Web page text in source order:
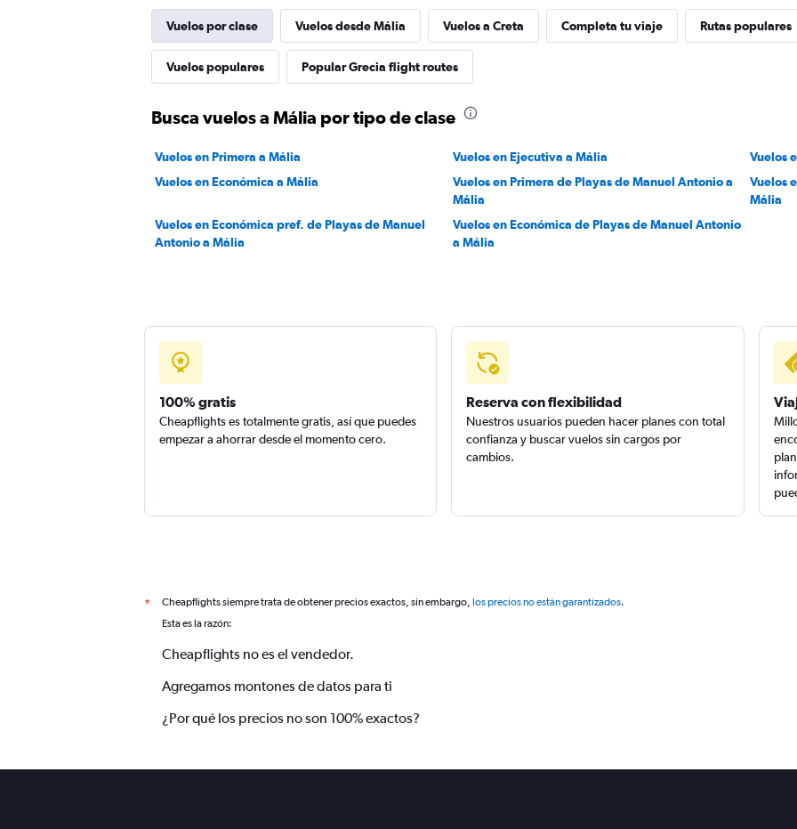
Vuelos por clase Vuelos desde Mália Vuelos a Creta Completa tu viaje Rutas populares
Vuelos populares Popular Grecia flight routes
Busca vuelos a Mália por tipo de clase
Vuelos en Primera a Mália Vuelos en Ejecutiva a Mália
Vuelos
Vuelos en Económica a Mália
Vuelos en Primera de Playas de Manuel Antonio a
Mália
Vuelos
Mália
Vuelos en Económica pref. de Playas de Manuel
Antonio a Mália
Vuelos en Económica de Playas de Manuel Antonio
a Mália
100% gratis
Cheapflights es totalmente gratis, así que puedes
empezar a ahorrar desde el momento cero.
Reserva con flexibilidad
Nuestros usuarios pueden hacer planes con total
confianza y buscar vuelos sin cargos por
cambios.
* Cheapflights siempre trata de obtener precios exactos, sin embargo, los precios no están garantizados.
Esta es la razón:
Cheapflights no es el vendedor.
Agregamos montones de datos para ti
¿Por qué los precios no son 100% exactos?